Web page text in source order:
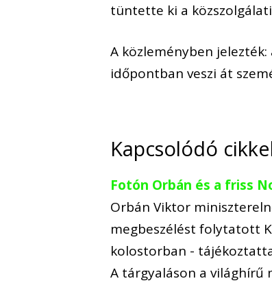
tüntette ki a
A közleményben jelezték:
időpontban veszi át
Kapcsolódó
Fotón Orbán és a friss
Orbán Viktor
megbeszélést folytatott
kolostorban -
A tárgyaláson a